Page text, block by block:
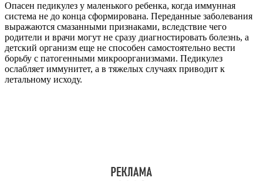
Опасен педикулез у маленького ребенка, когда иммунная
система не до конца сформирована. Переданные заболевания
выражаются смазанными признаками, вследствие чего
родители и врачи могут не сразу диагностировать болезнь, а
детский организм еще не способен самостоятельно вести
борьбу с патогенными микроорганизмами. Педикулез
ослабляет иммунитет, а в тяжелых случаях приводит к
летальному исходу.